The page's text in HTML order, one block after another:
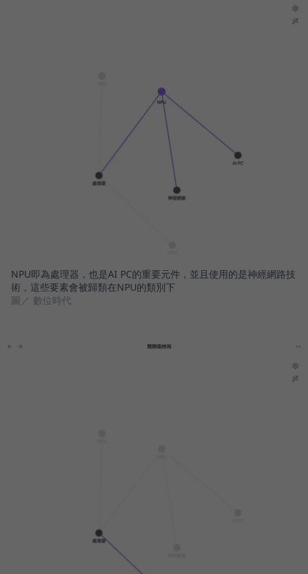
NPU即為處理器，也是AI PC的重要元件，並且使用的是神經網路技
術，這些要素會被歸類在NPU的類別下
圖／ 數位時代